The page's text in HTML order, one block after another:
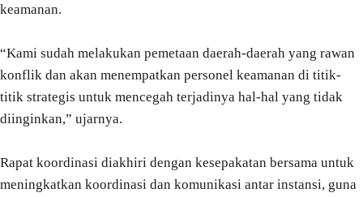
keamanan.
“Kami sudah melakukan pemetaan daerah-daerah yang rawan
konflik dan akan menempatkan personel keamanan di titik-
titik strategis untuk mencegah terjadinya hal-hal yang tidak
diinginkan,” ujarnya.
Rapat koordinasi diakhiri dengan kesepakatan bersama untuk
meningkatkan koordinasi dan komunikasi antar instansi, guna